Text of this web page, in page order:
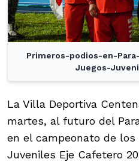
Primeros-podios-en-
Juegos-
La Villa Deportiva
martes, al futuro del
en el campeonato de los
Juveniles Eje Cafetero